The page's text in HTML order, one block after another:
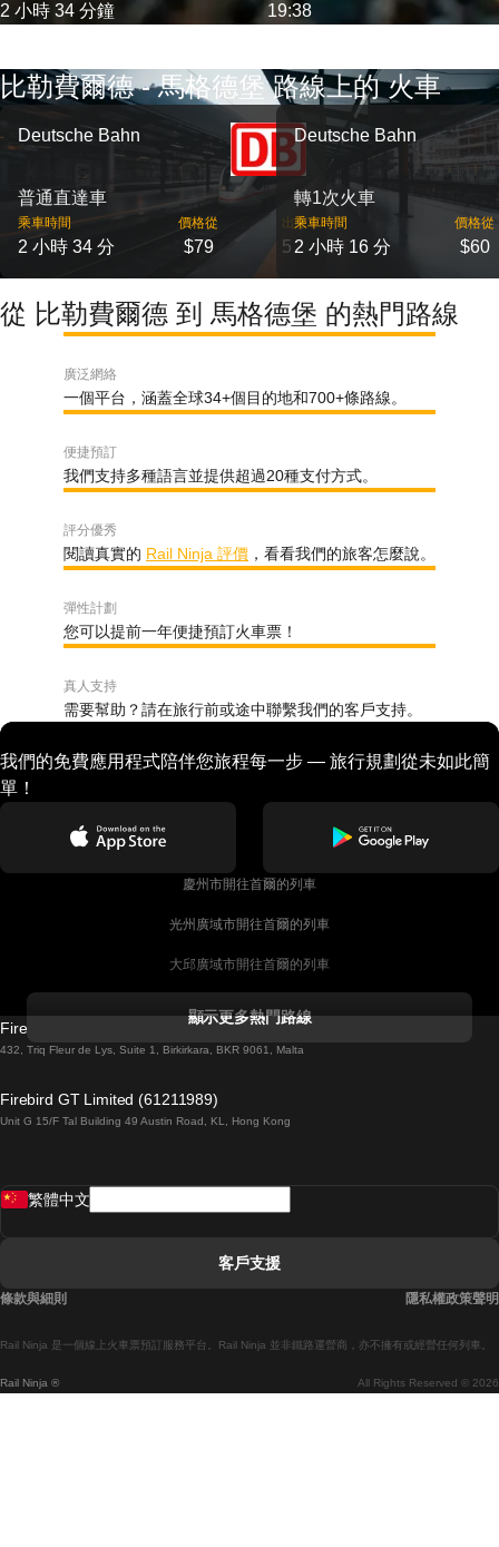
2 小時 34 分鐘 19:38
比勒費爾德 - 馬格德堡 路線上的 火車
Deutsche Bahn
普通直達車
乘車時間
2 小時 34 分
價格從
$79
出發
5
Deutsche Bahn
轉1次火車
乘車時間
2 小時 16 分
價格從
$60
從 比勒費爾德 到 馬格德堡 的熱門路線
廣泛網絡
一個平台，涵蓋全球34+個目的地和700+條路線。
便捷預訂
我們支持多種語言並提供超過20種支付方式。
評分優秀
閱讀真實的 Rail Ninja 評價 ，看看我們的旅客怎麼說。
彈性計劃
您可以提前一年便捷預訂火車票！
真人支持
需要幫助？請在旅行前或途中聯繫我們的客戶支持。
我們的免費應用程式陪伴您旅程每一步 — 旅行規劃從未如此簡
單！
慶州市開往首爾的列車
光州廣域市開往首爾的列車
大邱廣域市開往首爾的列車
都柏林開往戈尔韦的列車
羅馬開往拿坡里的列車
顯示更多熱門路線
Firebird GT Limited (OC 1451)
432, Triq Fleur de Lys, Suite 1, Birkirkara, BKR 9061, Malta
Firebird GT Limited (61211989)
Unit G 15/F Tal Building 49 Austin Road, KL, Hong Kong
Rail Ninja ® All Rights Reserved © 2026
Rail Ninja 是一個線上火車票預訂服務平台。Rail Ninja 並非鐵路運營商，亦不擁有或經營任何列車。
繁體中文
客戶支援
條款與細則 隱私權政策聲明